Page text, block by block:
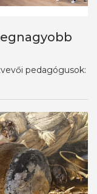
pedagógusok: